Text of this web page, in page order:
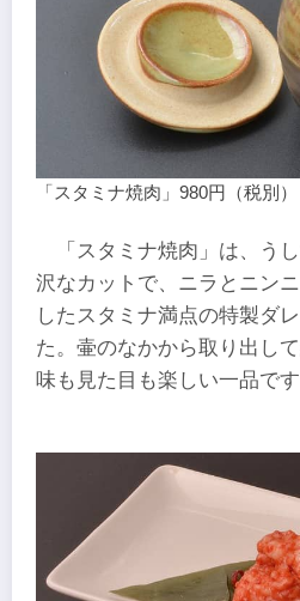
「スタミナ焼肉」980円（税別）
「スタミナ焼肉」は、う
沢なカットで、ニラとニン
したスタミナ満点の特製ダ
た。壷のなかから取り出し
味も見た目も楽しい一品です